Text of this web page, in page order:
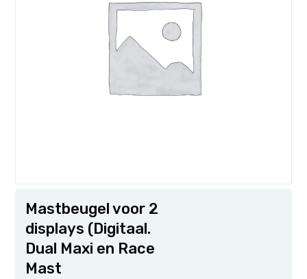
Mastbeugel voor 2
displays (Digitaal.
Dual Maxi en Race
Mast